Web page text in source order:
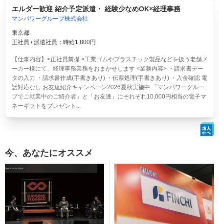
エルダー歓迎 紹介予定派遣・ 経験少なめOK×経理事務
マンパワーグループ株式会社
東京都
正社員 / 派遣社員：時給1,800円
【仕事内容】<正社員前提 >工業ゴムやプラスチック製品などを扱う老舗メ
ーカー様にて、経理事務業務をおまかせします <業務内容> ・請求書デー
タの入力 ・請求書作成(手書きあり) ・伝票処理(手書きあり) ・入金確認 電
話対応なし お友達紹介キャンペーン2026夏秋実施中 「マンパワーグルー
プでご就業中のご紹介者」と「お友達」にそれぞれ10,000円相当の電子マ
ネーギフトをプレゼント...
今、あなたにオススメ